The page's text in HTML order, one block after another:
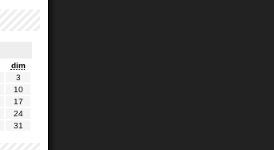
dim
3
10
17
24
31